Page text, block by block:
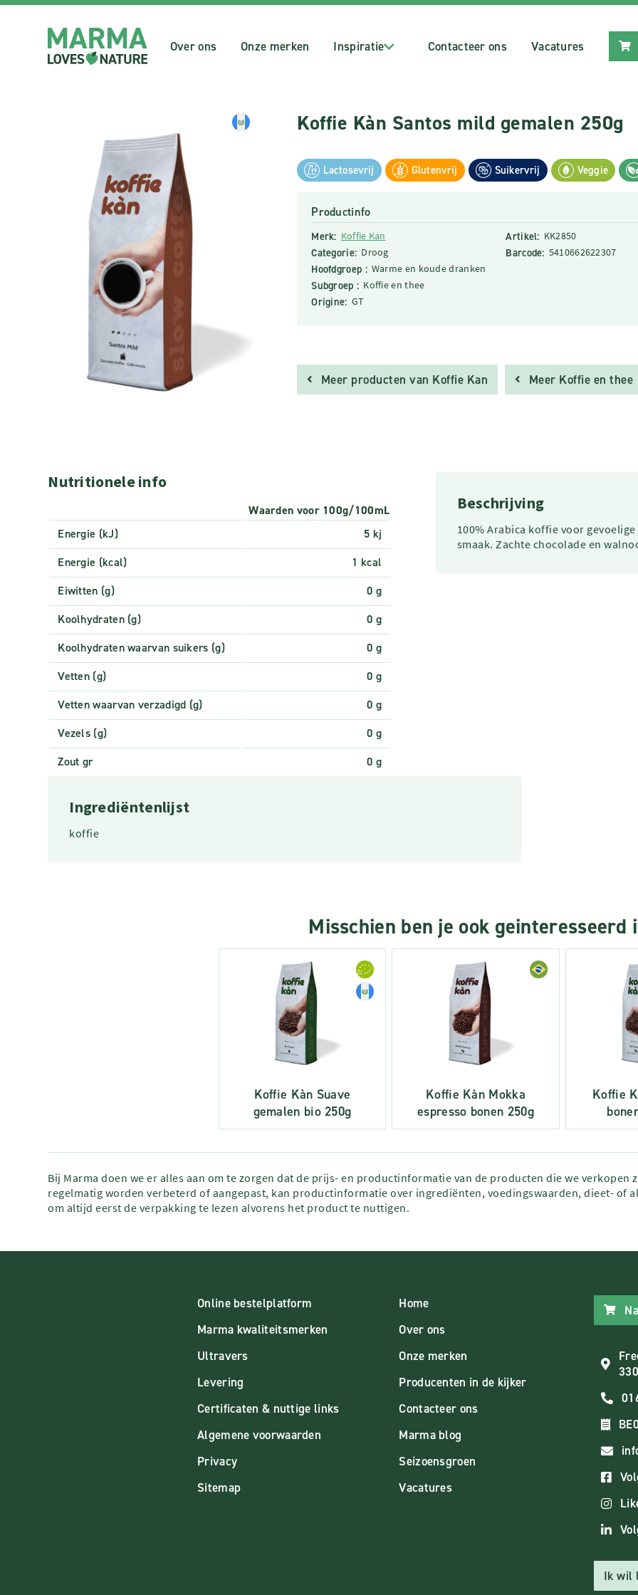
Over ons Onze merken Inspiratie Contacteer ons Vacatures
Koffie Kàn Santos mild gemalen 250g
Lactosevrij Glutenvrij Suikervrij Veggie
Productinfo
Merk: Koffie Kan
Categorie: Droog
Hoofdgroep : Warme en koude dranken
Subgroep : Koffie en thee
Origine: GT
Artikel: KK2850
Barcode: 5410662622307
Meer producten van Koffie Kan Meer Koffie en thee
Nutritionele info
Waarden voor 100g/100mL
Energie (kJ)
5 kj
Energie (kcal)
1 kcal
Eiwitten (g)
0 g
Koolhydraten (g)
0 g
Koolhydraten waarvan suikers (g)
0 g
Vetten (g)
0 g
Vetten waarvan verzadigd (g)
0 g
Vezels (g)
0 g
Zout gr
0 g
Beschrijving
100% Arabica koffie voor
smaak. Zachte chocolade en
Ingrediëntenlijst
koffie
Misschien ben je ook geinteresseerd
Koffie Kàn Suave
gemalen bio 250g
Koffie Kàn Mokka
espresso bonen 250g
Koffie
Bij Marma doen we er alles aan om te zorgen dat de prijs- en productinformatie van de producten die we
regelmatig worden verbeterd of aangepast, kan productinformatie over ingrediënten, voedingswaarden, dieet- of
om altijd eerst de verpakking te lezen alvorens het product te nuttigen.
Online bestelplatform
Marma kwaliteitsmerken
Ultravers
Levering
Certificaten & nuttige links
Algemene voorwaarden
Privacy
Sitemap
Home
Over ons
Onze merken
Producenten in de kijker
Contacteer ons
Marma blog
Seizoensgroen
Vacatures
Ik wil